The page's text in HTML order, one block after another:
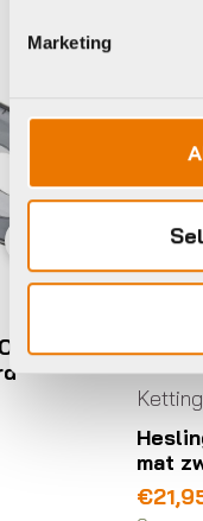
Marketing
Previous
38T
mat
€